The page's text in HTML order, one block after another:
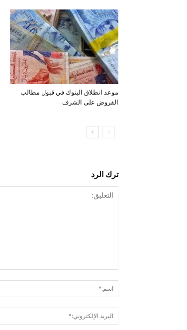
موعد انطلاق البنوك في قبول مطالب
القروض على الشرف
ترك الرد